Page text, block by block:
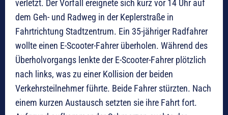
verletzt. Der Vorfall ereignete sich kurz vor 14 Uhr auf
dem Geh- und Radweg in der Keplerstraße in
Fahrtrichtung Stadtzentrum. Ein 35-jähriger Radfahrer
wollte einen E-Scooter-Fahrer überholen. Während des
Überholvorgangs lenkte der E-Scooter-Fahrer plötzlich
nach links, was zu einer Kollision der beiden
Verkehrsteilnehmer führte. Beide Fahrer stürzten. Nach
einem kurzen Austausch setzten sie ihre Fahrt fort.